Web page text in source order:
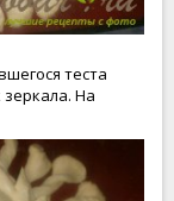
теста
На